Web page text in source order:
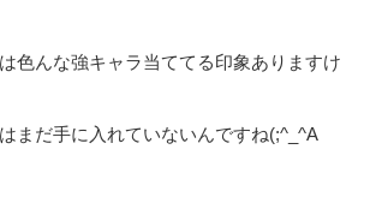
色んな強キャラ当ててる印象ありますけ
まだ手に入れていないんですね(;^_^A